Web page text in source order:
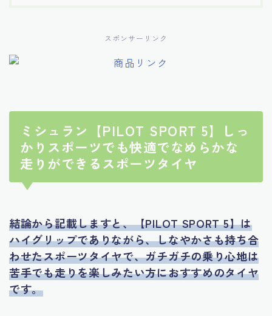
スポンサーリンク
ミシュラン【PILOT SPORT 5】しっ
かりスポーツでも快適でなめらかな
走りができるスポーツタイヤ
結論から記載しますと、【PILOT SPORT 5】は
ハイグリップでありながら、しなやかさも持ち合
わせたスポーツタイヤで、ガチガチの乗り心地は
苦手でも走りを楽しみたい方におすすめのタイヤ
です。